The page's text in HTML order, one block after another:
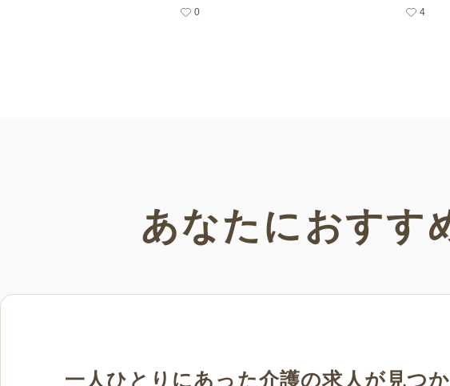
秋の思い出のイラストなど、使いやすい
0
夏の思い出のイラストなど、使いやすい
4
あなたにおすす
一人ひとりにあった介護の求人が見つ